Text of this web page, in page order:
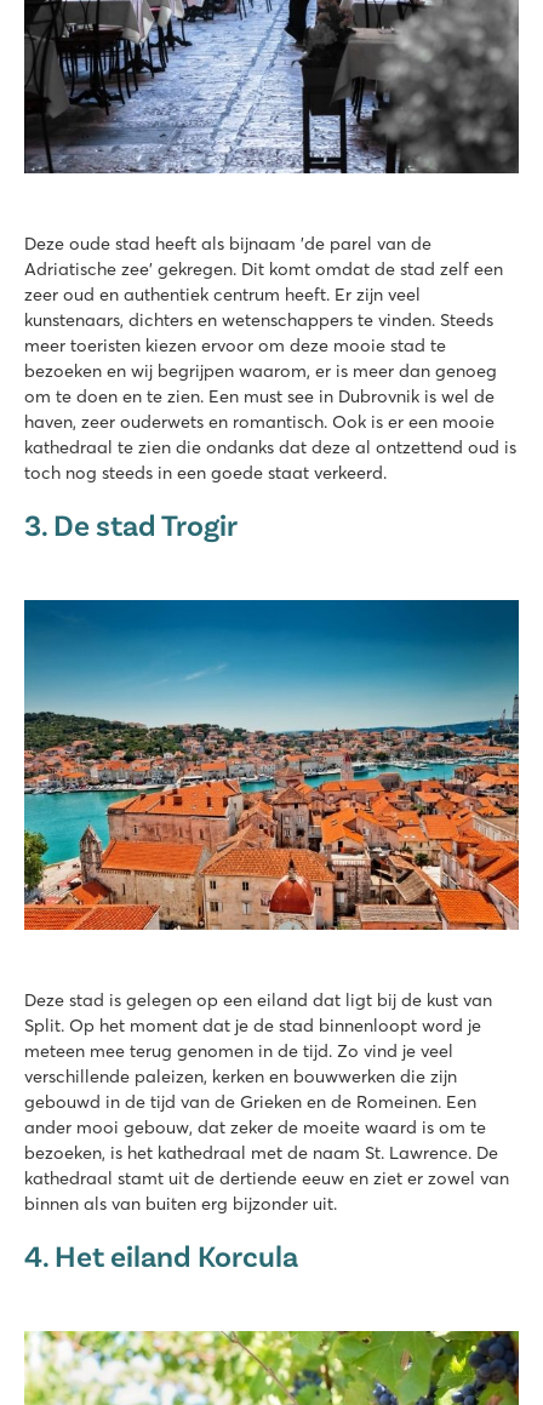
Deze oude stad heeft als bijnaam 'de parel van de
Adriatische zee' gekregen. Dit komt omdat de stad zelf een
zeer oud en authentiek centrum heeft. Er zijn veel
kunstenaars, dichters en wetenschappers te vinden. Steeds
meer toeristen kiezen ervoor om deze mooie stad te
bezoeken en wij begrijpen waarom, er is meer dan genoeg
om te doen en te zien. Een must see in Dubrovnik is wel de
haven, zeer ouderwets en romantisch. Ook is er een mooie
kathedraal te zien die ondanks dat deze al ontzettend oud is
toch nog steeds in een goede staat verkeerd.
3. De stad Trogir
Deze stad is gelegen op een eiland dat ligt bij de kust van
Split. Op het moment dat je de stad binnenloopt word je
meteen mee terug genomen in de tijd. Zo vind je veel
verschillende paleizen, kerken en bouwwerken die zijn
gebouwd in de tijd van de Grieken en de Romeinen. Een
ander mooi gebouw, dat zeker de moeite waard is om te
bezoeken, is het kathedraal met de naam St. Lawrence. De
kathedraal stamt uit de dertiende eeuw en ziet er zowel van
binnen als van buiten erg bijzonder uit.
4. Het eiland Korcula